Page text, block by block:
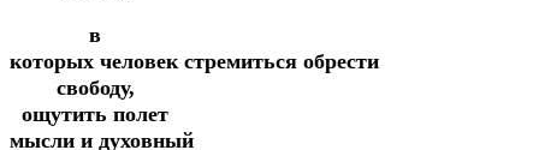
в
которых человек стремиться обрести
свободу,
ощутить полет
мысли и духовный